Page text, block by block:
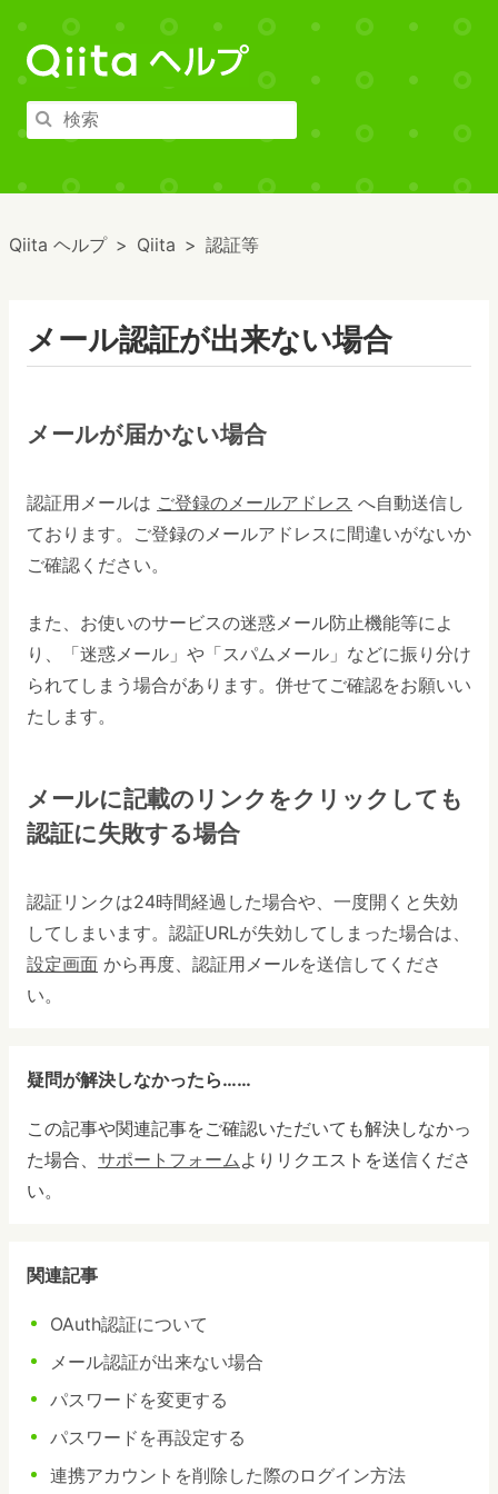
Qiita ヘルプ Qiita 認証等
メール認証が出来ない場合
メールが届かない場合
認証用メールは ご登録のメールアドレス へ自動送信し
ております。ご登録のメールアドレスに間違いがないか
ご確認ください。
また、お使いのサービスの迷惑メール防止機能等によ
り、「迷惑メール」や「スパムメール」などに振り分け
られてしまう場合があります。併せてご確認をお願いい
たします。
メールに記載のリンクをクリックしても
認証に失敗する場合
認証リンクは24時間経過した場合や、一度開くと失効
してしまいます。認証URLが失効してしまった場合は、
設定画面 から再度、認証用メールを送信してくださ
い。
疑問が解決しなかったら……
この記事や関連記事をご確認いただいても解決しなかっ
た場合、 サポートフォーム よりリクエストを送信くださ
い。
関連記事
OAuth認証について
メール認証が出来ない場合
パスワードを変更する
パスワードを再設定する
連携アカウントを削除した際のログイン方法